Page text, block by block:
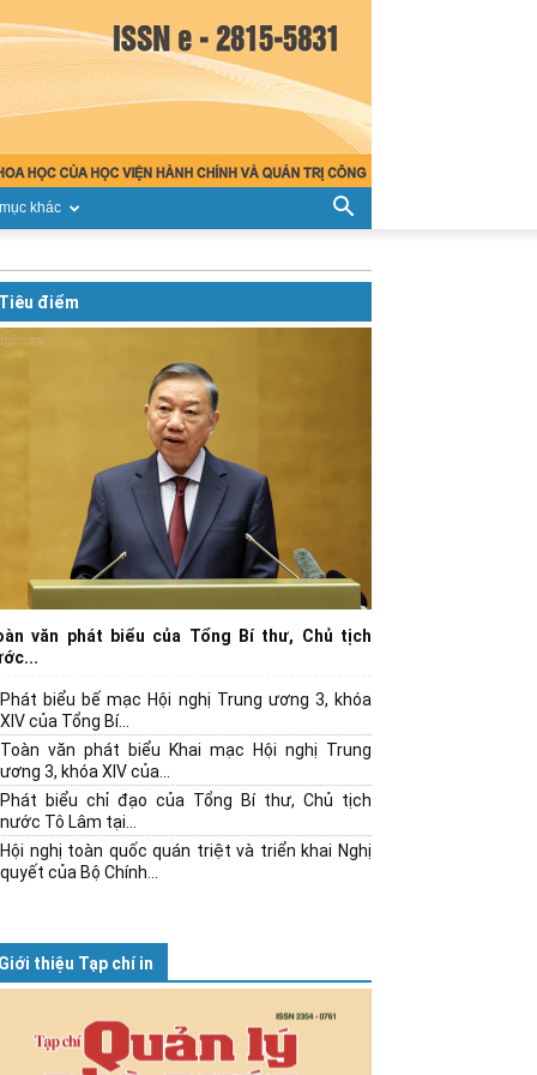
khác
Tiêu điểm
văn phát biểu của Tổng Bí thư, Chủ tịch
Phát biểu bế mạc Hội nghị Trung ương 3, khóa
XIV của Tổng Bí...
Toàn văn phát biểu Khai mạc Hội nghị Trung
ương 3, khóa XIV của...
Phát biểu chỉ đạo của Tổng Bí thư, Chủ tịch
nước Tô Lâm tại...
Hội nghị toàn quốc quán triệt và triển khai Nghị
quyết của Bộ Chính...
Giới thiệu Tạp chí in